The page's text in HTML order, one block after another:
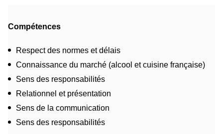
Compétences
Respect des normes et délais
Connaissance du marché (alcool et cuisine française)
Sens des responsabilités
Relationnel et présentation
Sens de la communication
Sens des responsabilités